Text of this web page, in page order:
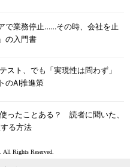
で業務停止……その時、会社を止
の入門書
スト、でも「実現性は問わず」
のAI推進策
ったことある？ 読者に聞いた、
る方法
Rights Reserved.